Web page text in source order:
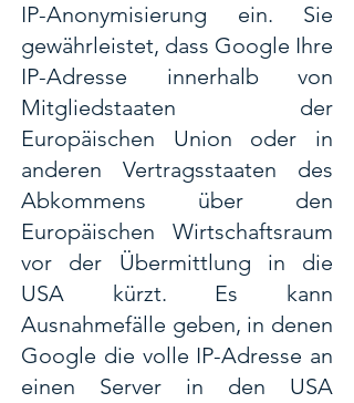
IP-Anonymisierung ein. Sie
gewährleistet, dass Google Ihre
IP-Adresse innerhalb von
Mitgliedstaaten der
Europäischen Union oder in
anderen Vertragsstaaten des
Abkommens über den
Europäischen Wirtschaftsraum
vor der Übermittlung in die
USA kürzt. Es kann
Ausnahmefälle geben, in denen
Google die volle IP-Adresse an
einen Server in den USA